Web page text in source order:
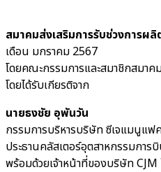
สมาคมส่งเสริมการรับช่วงการผลิ
เดือน มกราคม 2567
โดยคณะกรรมการและสมาชิกสมาค
โดยได้รับเกียรติจาก
นายธงชัย อุพันวัน
กรรมการบริหารบริษัท ซีเจแมนูแฟ
ประธานคลัสเตอร์อุตสาหกรรมกา
พร้อมด้วยเจ้าหน้าที่ของบริษัท